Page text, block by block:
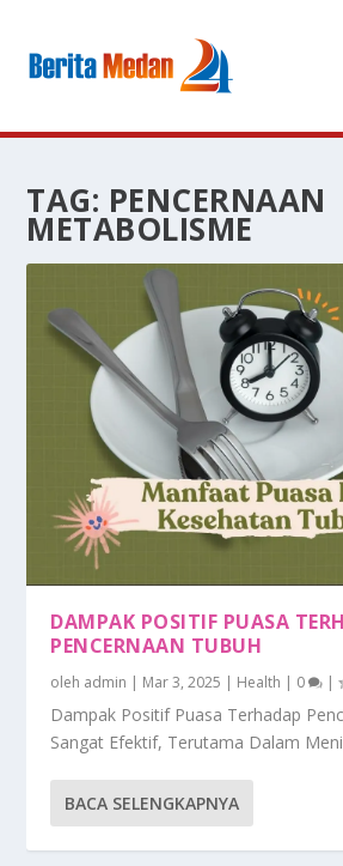
TAG: PENCERNAAN
METABOLISME
DAMPAK POSITIF PUASA
PENCERNAAN TUBUH
oleh admin | Mar 3, 2025 | Health | 0 |
Dampak Positif Puasa Terhadap
Sangat Efektif, Terutama Dalam
BACA SELENGKAPNYA